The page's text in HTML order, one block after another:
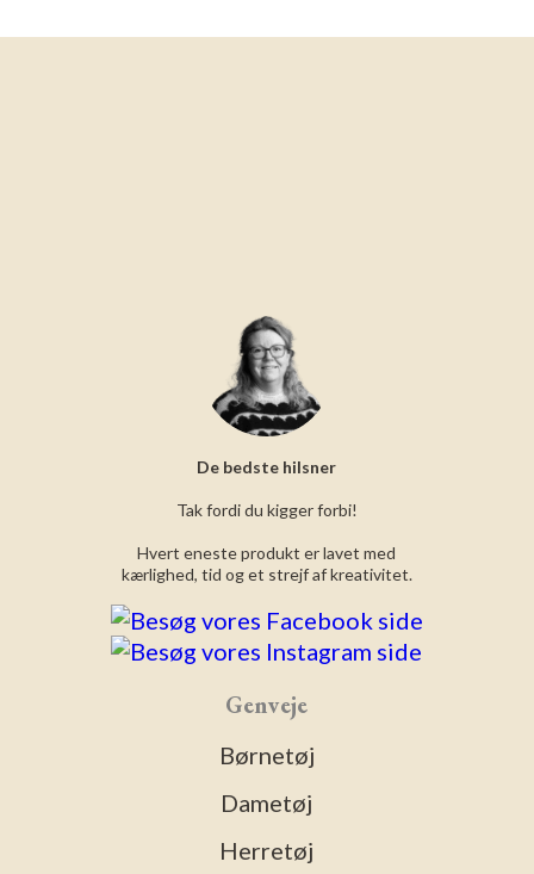
De bedste hilsner
Tak fordi du kigger forbi!
Hvert eneste produkt er lavet med
kærlighed, tid og et strejf af kreativitet.
Genveje
Børnetøj
Dametøj
Herretøj